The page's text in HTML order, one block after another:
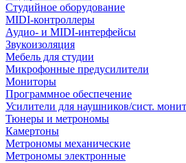
Студийное оборудование
MIDI-контроллеры
Аудио- и MIDI-интерфейсы
Звукоизоляция
Мебель для студии
Микрофонные предусилители
Мониторы
Программное обеспечение
Усилители для наушников/сист.
Тюнеры и метрономы
Камертоны
Метрономы механические
Метрономы электронные